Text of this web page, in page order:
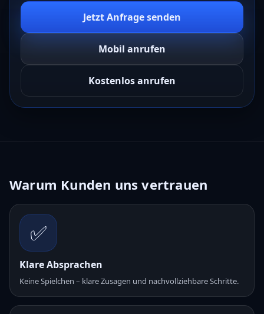
Jetzt Anfrage senden
Mobil anrufen
Kostenlos anrufen
Warum Kunden uns vertrauen
✅
Klare Absprachen
Keine Spielchen – klare Zusagen und nachvollziehbare Schritte.